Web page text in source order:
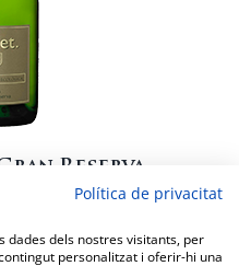
Reserva
Política de privacitat
dades dels nostres visitants, per
personalitzat i oferir-hi una